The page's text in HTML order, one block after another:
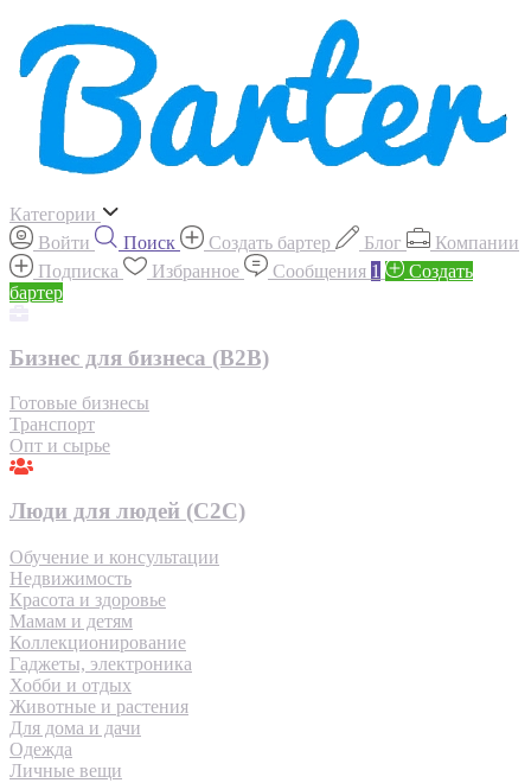
Категории
Войти
Поиск Создать бартер Блог
Компании
Подписка
Избранное Сообщения 1
Создать
бартер
Бизнес для бизнеса (B2B)
Готовые бизнесы
Транспорт
Опт и сырье
Люди для людей (С2С)
Обучение и консультации
Недвижимость
Красота и здоровье
Мамам и детям
Коллекционирование
Гаджеты, электроника
Хобби и отдых
Животные и растения
Для дома и дачи
Одежда
Личные вещи